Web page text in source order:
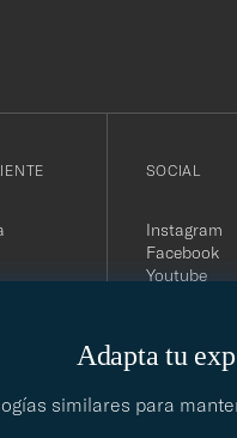
Adapta tu
similares para
SOCIAL
Instagram
Facebook
Youtube